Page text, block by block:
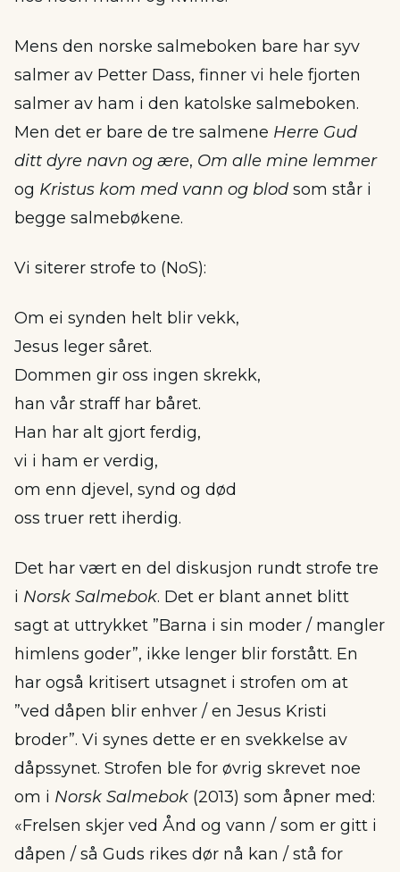
Mens den norske salmeboken bare har syv
salmer av Petter Dass, finner vi hele fjorten
salmer av ham i den katolske salmeboken.
Men det er bare de tre salmene Herre Gud
ditt dyre navn og ære, Om alle mine lemmer
og Kristus kom med vann og blod som står i
begge salmebøkene.
Vi siterer strofe to (NoS):
Om ei synden helt blir vekk,
Jesus leger såret.
Dommen gir oss ingen skrekk,
han vår straff har båret.
Han har alt gjort ferdig,
vi i ham er verdig,
om enn djevel, synd og død
oss truer rett iherdig.
Det har vært en del diskusjon rundt strofe tre
i Norsk Salmebok. Det er blant annet blitt
sagt at uttrykket ”Barna i sin moder / mangler
himlens goder”, ikke lenger blir forstått. En
har også kritisert utsagnet i strofen om at
”ved dåpen blir enhver / en Jesus Kristi
broder”. Vi synes dette er en svekkelse av
dåpssynet. Strofen ble for øvrig skrevet noe
om i Norsk Salmebok (2013) som åpner med:
«Frelsen skjer ved Ånd og vann / som er gitt i
dåpen / så Guds rikes dør nå kan / stå for